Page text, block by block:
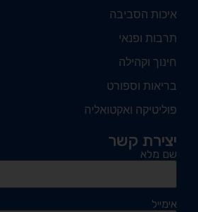
איכות הסביבה
תרבות ופנאי
חינוך וקהילה
בריאות וספורט
פוליטיקה ואקטואליה
יצירת קשר
שם מלא
אימייל